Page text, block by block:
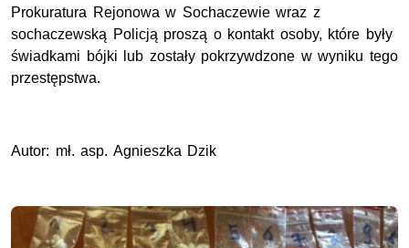
Prokuratura Rejonowa w Sochaczewie wraz z
sochaczewską Policją proszą o kontakt osoby, które były
świadkami bójki lub zostały pokrzywdzone w wyniku tego
przestępstwa.
Autor: mł. asp. Agnieszka Dzik